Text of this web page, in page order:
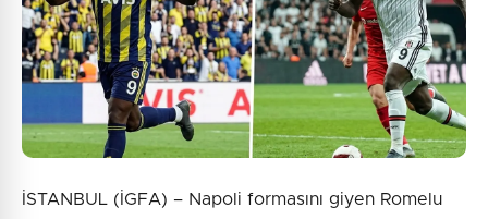
İSTANBUL (İGFA) – Napoli formasını giyen Romelu